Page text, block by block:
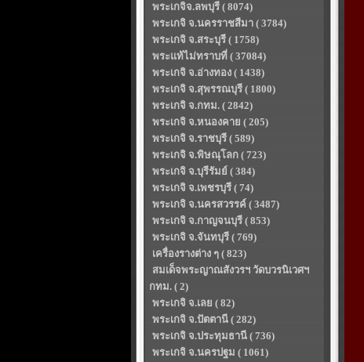
พระเกจิจ.ลพบุรี ( 8074)
พระเกจิ จ.นครราชสีมา ( 3784)
พระเกจิ จ.สระบุรี ( 1758)
พระแท้ไม่ทราบที่ ( 37084)
พระเกจิ จ.อ่างทอง ( 1438)
พระเกจิ จ.สุพรรณบุรี ( 1800)
พระเกจิ จ.กทม. ( 2842)
พระเกจิ จ.หนองคาย ( 205)
พระเกจิ จ.ราชบุรี ( 589)
พระเกจิ จ.พิษณุโลก ( 723)
พระเกจิ จ.บุรีรัมย์ ( 384)
พระเกจิ จ.เพชรบุรี ( 74)
พระเกจิ จ.นครสวรรค์ ( 3487)
พระเกจิ จ.กาญจนบุรี ( 853)
พระเกจิ จ.จันทบุรี ( 769)
เครื่องรางต่าง ๆ ( 823)
สมเด็จพระญาณสังวรฯ วัดบวรนิเวศฯ
กทม. ( 2)
พระเกจิ จ.เลย ( 82)
พระเกจิ จ.ปัตตานี ( 282)
พระเกจิ จ.ประทุมธานี ( 736)
พระเกจิ จ.นครปฐม ( 1061)